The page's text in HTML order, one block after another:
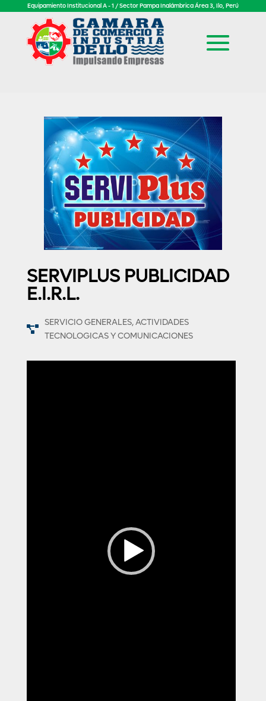
Equipamiento Institucional A - 1 / Sector Pampa Inalámbrica Área 3, Ilo, Perú
SERVIPLUS PUBLICIDAD
E.I.R.L.
SERVICIO GENERALES, ACTIVIDADES
TECNOLOGICAS Y COMUNICACIONES